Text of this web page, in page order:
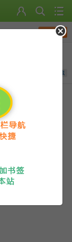
发帖
评集合贴
收藏